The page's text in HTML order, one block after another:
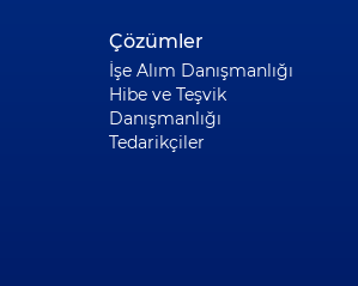
Çözümler
İşe Alım Danışmanlığı
Hibe ve Teşvik
Danışmanlığı
Tedarikçiler